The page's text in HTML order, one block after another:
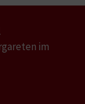
im